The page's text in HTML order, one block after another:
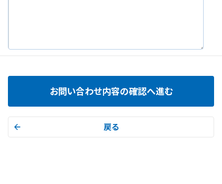
お問い合わせ内容の確認へ進む
戻る